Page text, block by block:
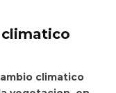
climatico
climatico